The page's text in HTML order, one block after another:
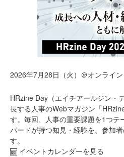
2026年7月28日（火）＠オンライン
HRzine Day（エイチアールジン・
長する人事のWebマガジン「
す。毎回、人事の重要課題を1つテ
パードが持つ知見・経験を、参加
す。
イベントカレンダーを見る